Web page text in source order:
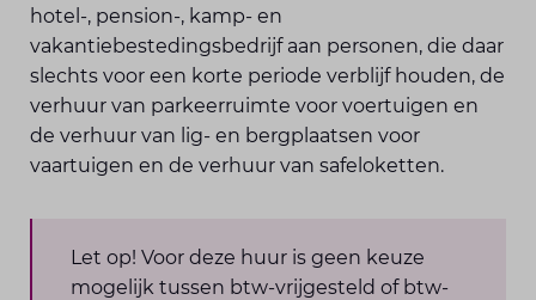
hotel-, pension-, kamp- en
vakantiebestedingsbedrijf aan personen, die daar
slechts voor een korte periode verblijf houden, de
verhuur van parkeerruimte voor voertuigen en
de verhuur van lig- en bergplaatsen voor
vaartuigen en de verhuur van safeloketten.
Let op! Voor deze huur is geen keuze
mogelijk tussen btw-vrijgesteld of btw-